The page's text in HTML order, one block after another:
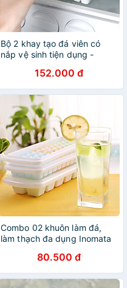
Bộ 2 khay tạo đá viên có
nắp vệ sinh tiện dụng -
152.000 đ
Combo 02 khuôn làm đá,
làm thạch đa dụng Inomata
80.500 đ